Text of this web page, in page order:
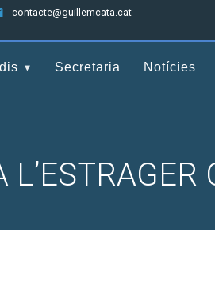
contacte@guillemcata.cat
Secretaria Notícies